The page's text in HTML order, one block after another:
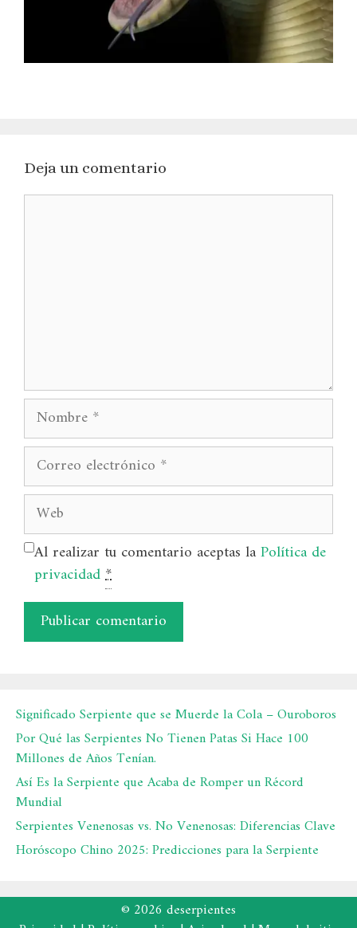
Deja un comentario
Comentario
Nombre
Correo
electrónico
Web
Al realizar tu comentario aceptas laPolítica de
privacidad*
Significado Serpiente que se Muerde la Cola – Ouroboros
Por Qué las Serpientes No Tienen Patas Si Hace 100
Millones de Años Tenían.
Así Es la Serpiente que Acaba de Romper un Récord
Mundial
Serpientes Venenosas vs. No Venenosas: Diferencias Clave
Horóscopo Chino 2025: Predicciones para la Serpiente
© 2026 deserpientes